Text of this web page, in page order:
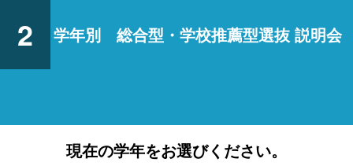
2 学年別 総合型・学校推薦型選抜 説明会
現在の学年をお選びください。